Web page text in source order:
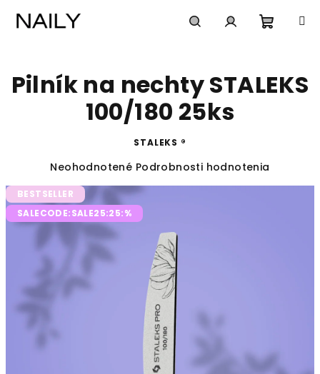
košík
Pilník na nechty STALEKS
100/180 25ks
STALEKS ®
Priemerné
produktu
je
0,0
z
hviezdičiek.
Neohodnotené Podrobnosti hodnotenia
BESTSELLER
SALECODE:SALE25:25:%